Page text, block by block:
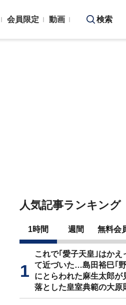
会員限定 動画 検索
人気記事ランキング
1時間 週間 無料会
これで｢愛子天皇｣はかえ
て近づいた…島田裕巳｢
にとらわれた麻生太郎が
落とした皇室典範の大原